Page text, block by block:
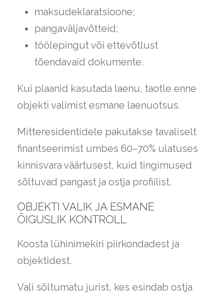
maksudeklaratsioone;
pangaväljavõtteid;
töölepingut või ettevõtlust
tõendavaid dokumente.
Kui plaanid kasutada laenu, taotle enne
objekti valimist esmane laenuotsus.
Mitteresidentidele pakutakse tavaliselt
finantseerimist umbes 60–70% ulatuses
kinnisvara väärtusest, kuid tingimused
sõltuvad pangast ja ostja profiilist.
OBJEKTI VALIK JA ESMANE
ÕIGUSLIK KONTROLL
Koosta lühinimekiri piirkondadest ja
objektidest.
Vali sõltumatu jurist, kes esindab ostja